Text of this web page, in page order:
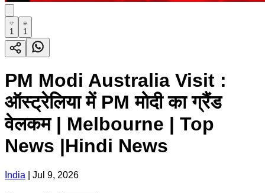
1 1
PM Modi Australia Visit :
ऑस्ट्रेलिया में PM मोदी का ग्रैंड
वेलकम | Melbourne | Top
News |Hindi News
India Jul 9, 2026